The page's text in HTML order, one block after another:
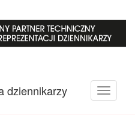
Toggle
dziennikarzy
Brawo Lenkija,